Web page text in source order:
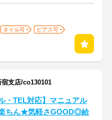
ネイル可
ピアス可
支店/co130101
・TEL対応】マニュアル
ちん★気軽さGOOD◎給